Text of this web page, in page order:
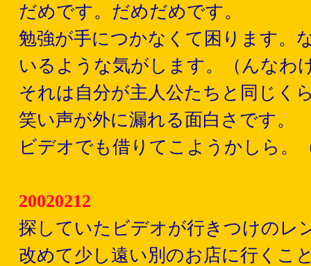
だめです。だめだめです。
勉強が手につかなくて困ります。
いるような気がします。（んなわ
それは自分が主人公たちと同じく
笑い声が外に漏れる面白さです。
ビデオでも借りてこようかしら。
20020212
探していたビデオが行きつけのレ
改めて少し遠い別のお店に行くこ